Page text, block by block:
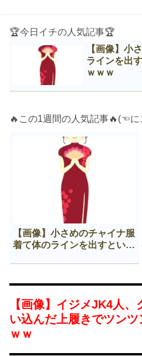
🏆今日イチの人気記事🏆
【画像】小
ラインを出
ｗｗｗ
🔥この1週間の人気記事🔥(☜に
【画像】小さめのチャイナ服
着て体のラインを出すという
【画像】イジメJK4人
い込んだ上履きでツン
ｗｗ